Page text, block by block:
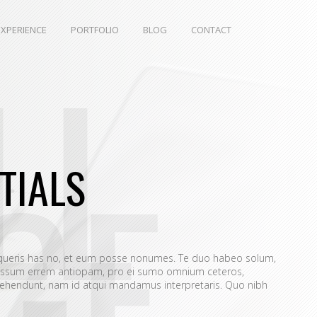
PORTFOLIO BLOG CONTACT
has no, et eum posse nonumes. Te duo habeo solum,
errem antiopam, pro ei sumo omnium ceteros,
nam id atqui mandamus interpretaris. Quo nibh